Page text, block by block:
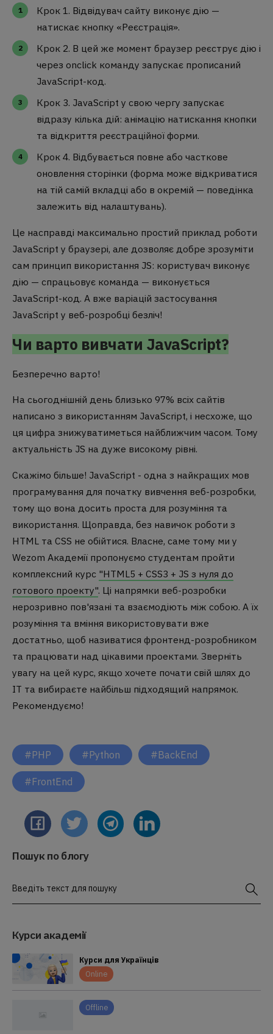
Крок 1. Відвідувач сайту виконує дію —
натискає кнопку «Реєстрація».
Крок 2. В цей же момент браузер реєструє дію і
через onclick команду запускає прописаний
JavaScript-код.
Крок 3. JavaScript у свою чергу запускає
відразу кілька дій: анімацію натискання кнопки
та відкриття реєстраційної форми.
Крок 4. Відбувається повне або часткове
оновлення сторінки (форма може відкриватися
на тій самій вкладці або в окремій — поведінка
залежить від налаштувань).
Це насправді максимально простий приклад роботи
JavaScript у браузері, але дозволяє добре зрозуміти
сам принцип використання JS: користувач виконує
дію — спрацьовує команда — виконується
JavaScript-код. А вже варіацій застосування
JavaScript у веб-розробці безліч!
Чи варто вивчати JavaScript?
Безперечно варто!
На сьогоднішній день близько 97% всіх сайтів
написано з використанням JavaScript, і несхоже, що
ця цифра знижуватиметься найближчим часом. Тому
актуальність JS на дуже високому рівні.
Скажімо більше! JavaScript - одна з найкращих мов
програмування для початку вивчення веб-розробки,
тому що вона досить проста для розуміння та
використання. Щоправда, без навичок роботи з
HTML та CSS не обійтися. Власне, саме тому ми у
Wezom Академії пропонуємо студентам пройти
комплексний курс "HTML5 + CSS3 + JS з нуля до
готового проекту". Ці напрямки веб-розробки
нерозривно пов'язані та взаємодіють між собою. А їх
розуміння та вміння використовувати вже
достатньо, щоб називатися фронтенд-розробником
та працювати над цікавими проектами. Зверніть
увагу на цей курс, якщо хочете почати свій шлях до
IT та вибираєте найбільш підходящий напрямок.
Рекомендуємо!
#PHP #Python #BackEnd
#FrontEnd
Пошук по блогу
Введіть текст для пошуку
Курси академії
Курси для Українців
Online
Offline